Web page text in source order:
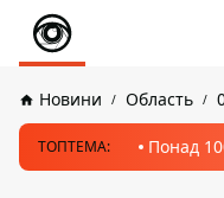
Новини Область
ТОПТЕМА: Понад